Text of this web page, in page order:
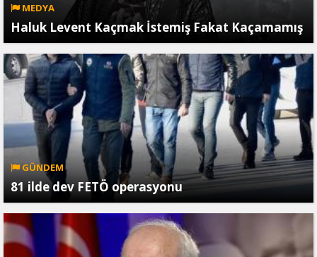
MEDYA
Haluk Levent Kaçmak İstemiş Fakat Kaçamamış
GÜNDEM
81 ilde dev FETÖ operasyonu